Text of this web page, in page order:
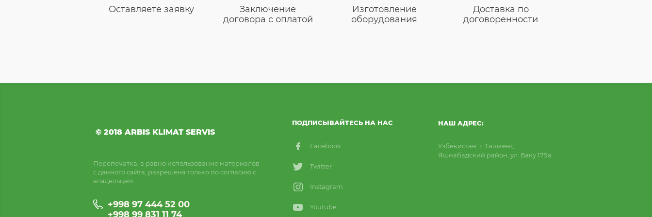
Оставляете заявку
Заключение
договора с оплатой
Изготовление
оборудования
Доставка по
договоренности
© 2018 ARBIS KLIMAT SERVIS
Перепечатка, а равно использование материалов
с данного сайта, разрешена только по согласию с
владельцем.
+998 97 444 52 00
+998 99 831 11 74
ПОДПИСЫВАЙТЕСЬ НА НАС
Facebook
Twitter
Instagram
Youtube
НАШ АДРЕС:
Узбекистан. г. Ташкент,
Яшнабадский район, ул. Баку 179а